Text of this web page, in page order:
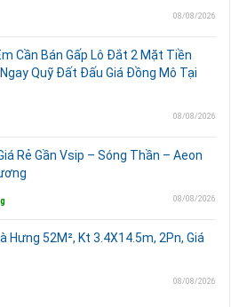
08/08/2026
Cần Bán Gấp Lô Đắt 2 Mặt Tiền
Quỹ Đất Đấu Giá Đồng Mô Tại
08/08/2026
Rẻ Gần Vsip – Sóng Thần – Aeon
08/08/2026
Hưng 52M², Kt 3.4X14.5m, 2Pn, Giá
08/08/2026